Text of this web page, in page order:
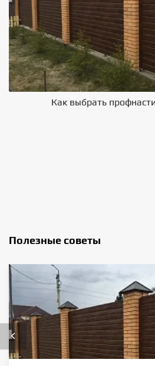
Как выбрать
Полезные советы